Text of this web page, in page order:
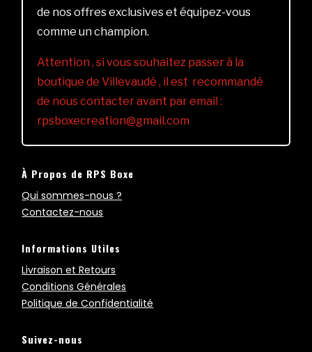
de nos offres exclusives et équipez-vous
comme un champion.
Attention , si vous souhaitez passer à la
boutique de Villevaudé , il est recommandé
de nous contacter avant par email :
rpsboxecreation@gmail.com
À Propos de RPS Boxe
Qui sommes-nous ?
Contactez-nous
Informations Utiles
Livraison et Retours
Conditions Générales
Politique de Confidentialité
Suivez-nous